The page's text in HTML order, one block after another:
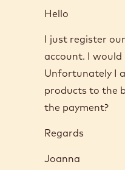
Hello
I just register
account. I would
Unfortunately I
products to the
the payment?
Regards
Joanna